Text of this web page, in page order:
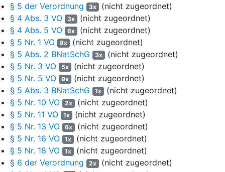
Betrages leistet.
Die Revision wird nicht zugelassen.
Tatbestand
Die Antragsteller wenden sich gegen die Verordnung des
Antragsgegners über das Naturschutzgebiet "Lüneburger Heide"
im Landkreis Heidekreis und im Landkreis Harburg vom
18. Dezember 2020.
Das Naturschutzgebiet "Lüneburger Heide" wurde erstmalig am
12. Januar 1922 unter Schutz gestellt und ist damit das
zweitälteste Naturschutzgebiet Deutschlands. Mit etwa 23.400 ha
stellt es zudem das größte Naturschutzgebiet in Niedersachsen
dar. Westlich von Lüneburg gelegen umfasst es einen weiten Teil
der niedersächsischen Geest zwischen Buchholz in der
§ 5 der Verordnung
3x (nicht zugeordnet)
§ 4 Abs. 3 VO
3x (nicht zugeordnet)
§ 4 Abs. 5 VO
6x (nicht zugeordnet)
§ 5 Nr. 1 VO
8x (nicht zugeordnet)
§ 5 Abs. 2 BNatSchG
3x (nicht zugeordnet)
§ 5 Nr. 3 VO
5x (nicht zugeordnet)
§ 5 Nr. 5 VO
9x (nicht zugeordnet)
§ 5 Abs. 3 BNatSchG
1x (nicht zugeordnet)
§ 5 Nr. 10 VO
2x (nicht zugeordnet)
§ 5 Nr. 11 VO
1x (nicht zugeordnet)
§ 5 Nr. 13 VO
6x (nicht zugeordnet)
§ 5 Nr. 16 VO
1x (nicht zugeordnet)
§ 5 Nr. 18 VO
1x (nicht zugeordnet)
§ 6 der Verordnung
2x (nicht zugeordnet)